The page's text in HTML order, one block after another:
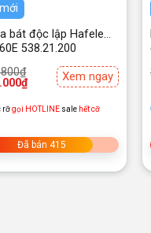
bát độc lập Hafele
538.21.200
₫
₫ Xem ngay
rỡgọi HOTLINE sale hết cỡ
Đã bán 415